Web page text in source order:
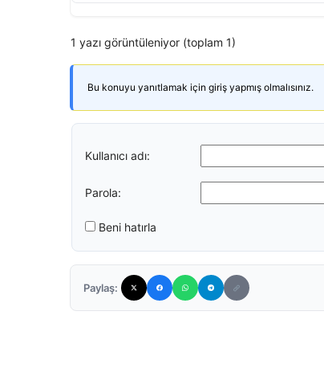
1 yazı görüntüleniyor (toplam 1)
Bu konuyu yanıtlamak için giriş yapmış olmalısınız.
Kullanıcı adı:
Parola:
Beni hatırla
Paylaş: